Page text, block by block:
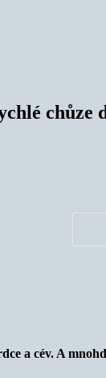
chůze
a cév. A